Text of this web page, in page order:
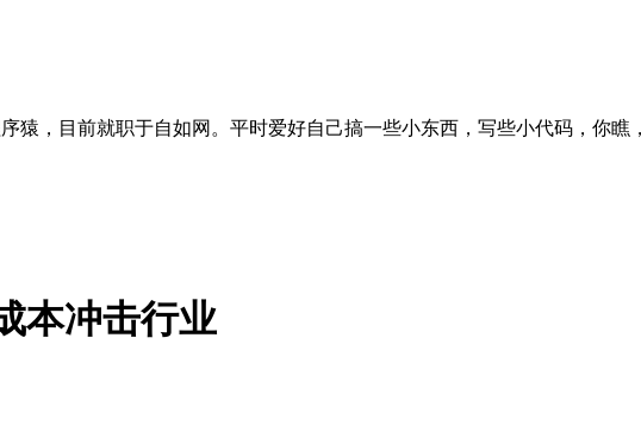
，目前就职于自如网。平时爱好自己搞一些小东西，写些小代码，你瞧
本冲击行业